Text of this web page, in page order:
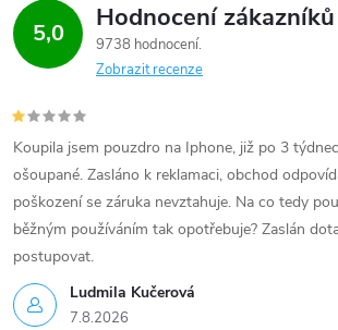
5,0 Hodnocení zákazníků
9738 hodnocení
Zobrazit recenze
Ludmila Kučerová
7.8.2026
Koupila jsem pouzdro na Iphone, již po 3
ošoupané. Zasláno k reklamaci, obchod
poškození se záruka nevztahuje. Na co tedy
běžným používáním tak opotřebuje? Zaslán
postupovat.